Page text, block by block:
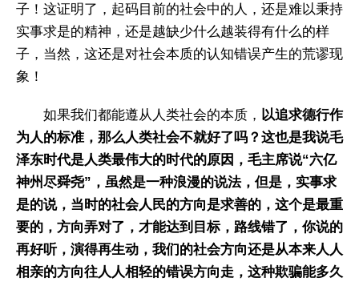
子！这证明了，起码目前的社会中的人，还是难以秉持
实事求是的精神，还是越缺少什么越装得有什么的样
子，当然，这还是对社会本质的认知错误产生的荒谬现
象！
如果我们都能遵从人类社会的本质， 以追求德行作
为人的标准，那么人类社会不就好了吗？这也是我说毛
泽东时代是人类最伟大的时代的原因，毛主席说“六亿
神州尽舜尧”，虽然是一种浪漫的说法，但是，实事求
是的说，当时的社会人民的方向是求善的，这个是最重
要的，方向弄对了，才能达到目标，路线错了，你说的
再好听，演得再生动，我们的社会方向还是从本来人人
相亲的方向往人人相轻的错误方向走，这种欺骗能多久